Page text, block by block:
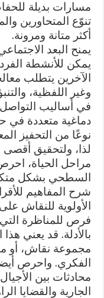
مسارات بديلة
تنوّع المتحاورين
أكثر متانة ومرونة.
يمنح البعد
يمكن للأنشطة
الآخرين يتطلب
وغير اللفظية،
في أساليب
دماغية متعددة في
نوعًا من التحفيز
لذا، ولتحقيق أقصى
مراحل الحياة،
السطحي بشكل
شرح المفاهيم
الأولوية للنقاش
فرص للمناظرة
بالأدلة. قد يعني هذا
مجموعة نقاش، أو
الفكري. واحرص
محادثات بين
الجارية والقضايا